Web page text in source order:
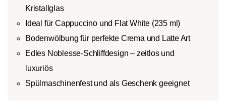
Kristallglas
Ideal für Cappuccino und Flat White (235 ml)
Bodenwölbung für perfekte Crema und Latte Art
Edles Noblesse-Schliffdesign – zeitlos und
luxuriös
Spülmaschinenfest und als Geschenk geeignet